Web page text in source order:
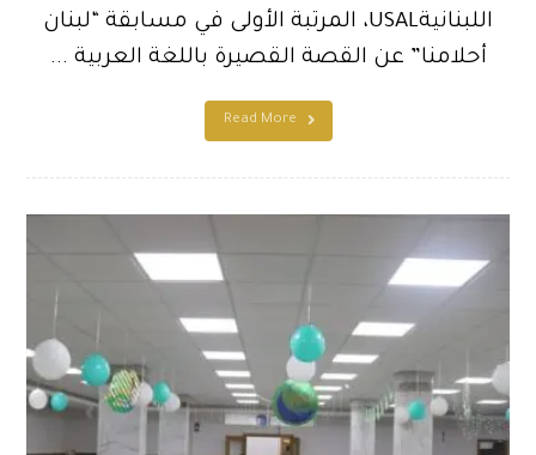
اللبنانيةUSAL، المرتبة الأولى في مسابقة “لبنان
أحلامنا” عن القصة القصيرة باللغة العربية ...
Read More